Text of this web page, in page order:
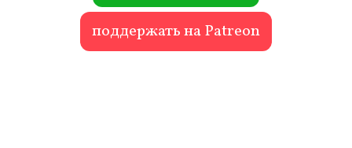
поддержать на Patreon